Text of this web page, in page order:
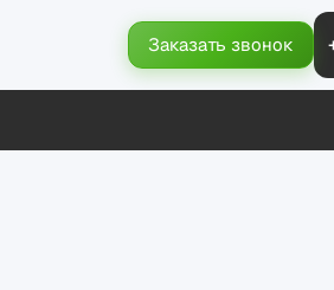
Заказать звонок